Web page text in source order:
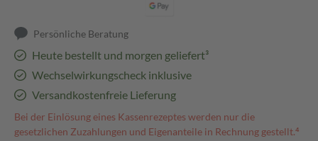
Persönliche Beratung
Heute bestellt und morgen geliefert³
Wechselwirkungscheck inklusive
Versandkostenfreie Lieferung
Bei der Einlösung eines Kassenrezeptes werden nur die
gesetzlichen Zuzahlungen und Eigenanteile in Rechnung gestellt.⁴